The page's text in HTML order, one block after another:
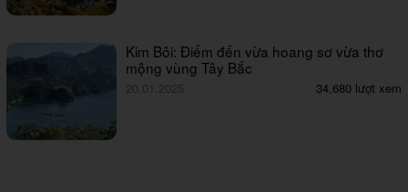
Kim Bôi: Điểm đến vừa hoang sơ vừa thơ
mộng vùng Tây Bắc
20.01.2025 34,680 lượt xem